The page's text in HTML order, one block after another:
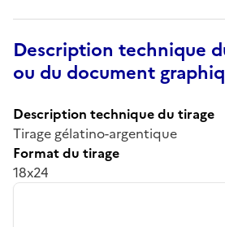
Description technique
ou du document
Description technique du tirage
Tirage gélatino-argentique
Format du tirage
18x24